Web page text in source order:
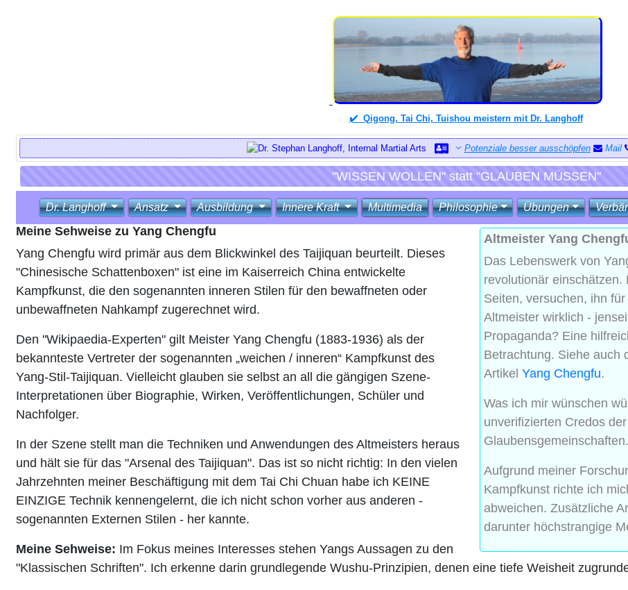
✔️ Qigong, Tai Chi, Tuishou meistern mit Dr. Langhoff
Potenziale besser ausschöpfen Mail
"WISSEN WOLLEN" statt "GLAUBEN MÜSSEN"
Dr. Langhoff Ansatz Ausbildung Innere Kraft Multimedia Philosophie Übungen
Altmeister Yang
Das Lebenswerk von
revolutionär
Seiten, versuchen, ihn
Altmeister wirklich -
Propaganda? Eine
Betrachtung. Siehe auch
Artikel Yang Chengfu.
Was ich mir wünschen
unverifizierten Credos
Glaubensgemeinschaften.
Aufgrund meiner
Kampfkunst richte ich
abweichen. Zusätzliche
darunter höchstrangige
Meine Sehweise zu Yang Chengfu
Yang Chengfu wird primär aus dem Blickwinkel des Taijiquan beurteilt. Dieses
"Chinesische Schattenboxen" ist eine im Kaiserreich China entwickelte
Kampfkunst, die den sogenannten inneren Stilen für den bewaffneten oder
unbewaffneten Nahkampf zugerechnet wird.
Den "Wikipaedia-Experten" gilt Meister Yang Chengfu (1883-1936) als der
bekannteste Vertreter der sogenannten „weichen / inneren“ Kampfkunst des
Yang-Stil-Taijiquan. Vielleicht glauben sie selbst an all die gängigen Szene-
Interpretationen über Biographie, Wirken, Veröffentlichungen, Schüler und
Nachfolger.
In der Szene stellt man die Techniken und Anwendungen des Altmeisters heraus
und hält sie für das "Arsenal des Taijiquan". Das ist so nicht richtig: In den vielen
Jahrzehnten meiner Beschäftigung mit dem Tai Chi Chuan habe ich KEINE
EINZIGE Technik kennengelernt, die ich nicht schon vorher aus anderen -
sogenannten Externen Stilen - her kannte.
Meine Sehweise: Im Fokus meines Interesses stehen Yangs Aussagen zu den
"Klassischen Schriften". Ich erkenne darin grundlegende Wushu-Prinzipien, denen eine tiefe Weisheit